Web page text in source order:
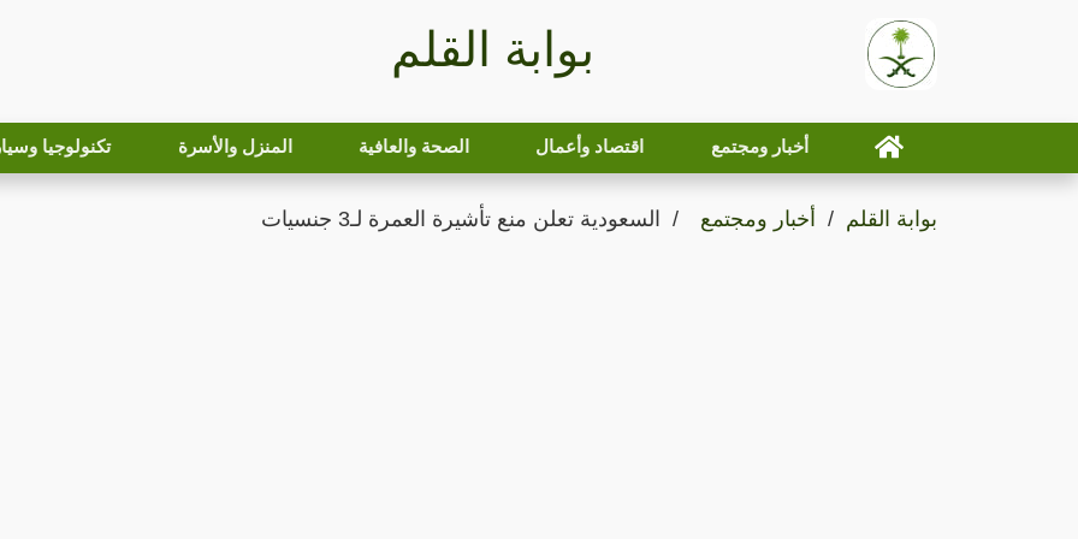
بوابة القلم
أخبار ومجتمع اقتصاد وأعمال الصحة والعافية المنزل والأسرة تكنولوجيا
بوابة القلم أخبار ومجتمع السعودية تعلن منع تأشيرة العمرة لـ3 جنسيات